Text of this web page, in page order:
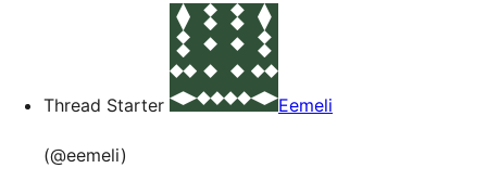
Thread Starter Eemeli
(@eemeli)